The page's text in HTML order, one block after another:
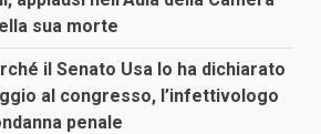
sua morte
il Senato Usa lo ha dichiarato
al congresso, l’infettivologo
penale